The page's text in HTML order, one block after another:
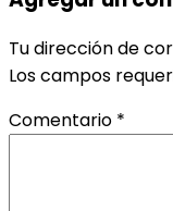
Tu dirección de
Los campos
Comentario *